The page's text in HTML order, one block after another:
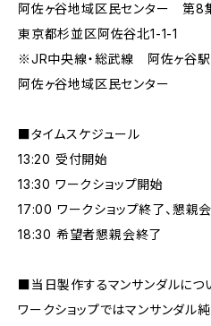
阿佐ヶ谷地域区民センター 第8
東京都杉並区阿佐谷北1-1-1
※JR中央線・総武線 阿佐ヶ谷駅
阿佐ヶ谷地域区民センター
■タイムスケジュール
13:20 受付開始
13:30 ワークショップ開始
17:00 ワークショップ終了、懇親会
18:30 希望者懇親会終了
■当日製作するマンサンダルにつ
ワークショップではマンサンダル